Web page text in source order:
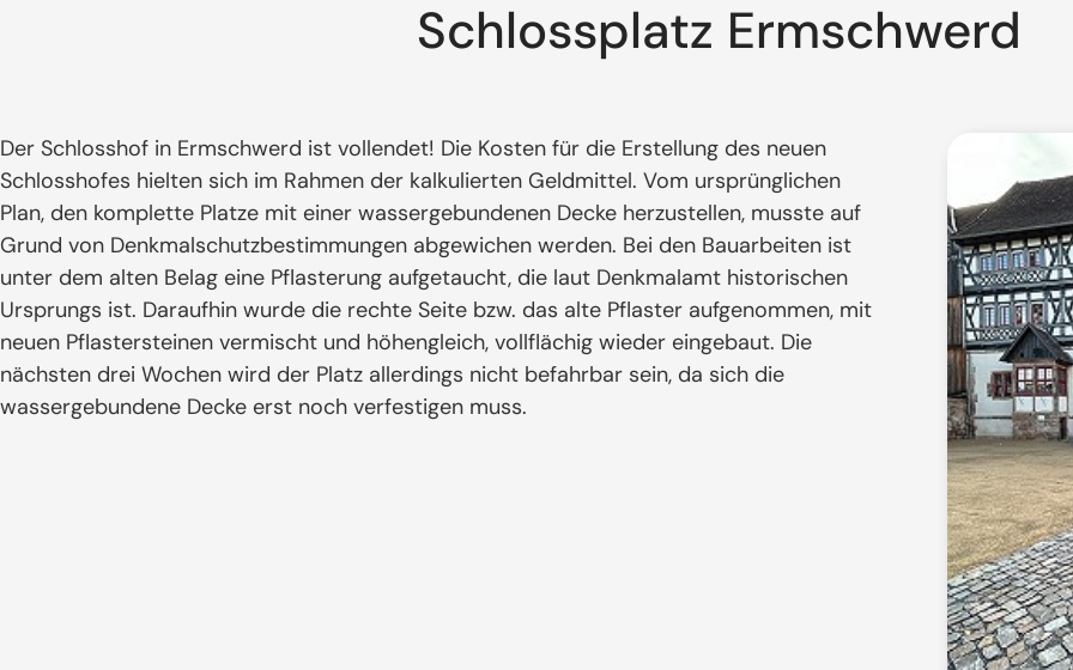
Schlossplatz Ermschwerd
Der Schlosshof in Ermschwerd ist vollendet! Die Kosten für die Erstellung des neuen
Schlosshofes hielten sich im Rahmen der kalkulierten Geldmittel. Vom ursprünglichen
Plan, den komplette Platze mit einer wassergebundenen Decke herzustellen, musste auf
Grund von Denkmalschutzbestimmungen abgewichen werden. Bei den Bauarbeiten ist
unter dem alten Belag eine Pflasterung aufgetaucht, die laut Denkmalamt historischen
Ursprungs ist. Daraufhin wurde die rechte Seite bzw. das alte Pflaster aufgenommen, mit
neuen Pflastersteinen vermischt und höhengleich, vollflächig wieder eingebaut. Die
nächsten drei Wochen wird der Platz allerdings nicht befahrbar sein, da sich die
wassergebundene Decke erst noch verfestigen muss.